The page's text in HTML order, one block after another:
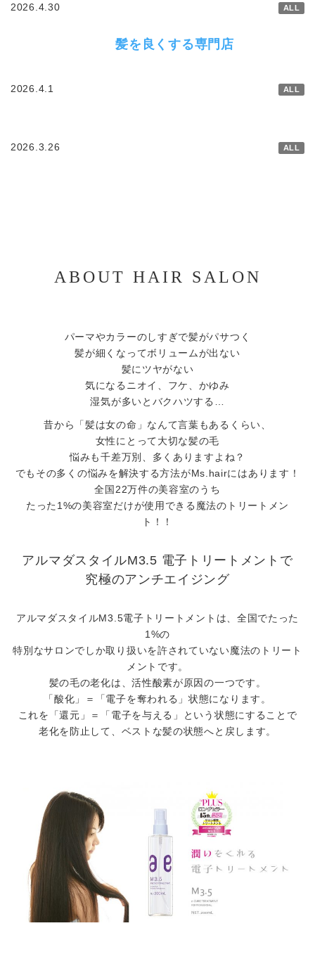
2026.4.30 ALL
髪を良くする専門店
2026.4.1 ALL
2026.3.26 ALL
ABOUT HAIR SALON
パーマやカラーのしすぎで髪がパサつく
髪が細くなってボリュームが出ない
髪にツヤがない
気になるニオイ、フケ、かゆみ
湿気が多いとバクハツする…
昔から「髪は女の命」なんて言葉もあるくらい、
女性にとって大切な髪の毛
悩みも千差万別、多くありますよね？
でもその多くの悩みを解決する方法がMs.hairにはあります！
全国22万件の美容室のうち
たった1%の美容室だけが使用できる魔法のトリートメン
ト！！
アルマダスタイルM3.5 電子トリートメントで
究極のアンチエイジング
アルマダスタイルM3.5電子トリートメントは、全国でたった
1%の
特別なサロンでしか取り扱いを許されていない魔法のトリート
メントです。
髪の毛の老化は、活性酸素が原因の一つです。
「酸化」＝「電子を奪われる」状態になります。
これを「還元」＝「電子を与える」という状態にすることで
老化を防止して、ベストな髪の状態へと戻します。